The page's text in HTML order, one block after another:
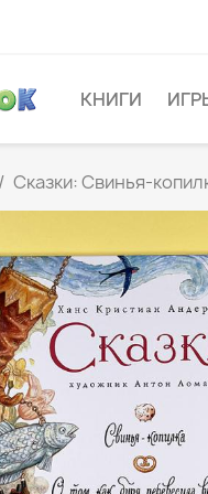
КНИГИ
Сказки: Свинья-